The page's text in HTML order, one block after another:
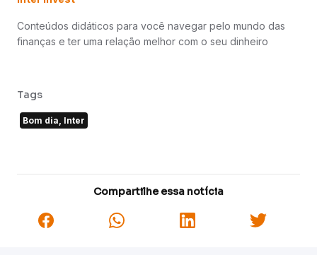
Conteúdos didáticos para você navegar pelo mundo das
finanças e ter uma relação melhor com o seu dinheiro
Tags
Bom dia, Inter
Compartilhe essa notícia